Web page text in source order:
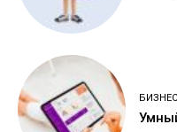
БИЗНЕС